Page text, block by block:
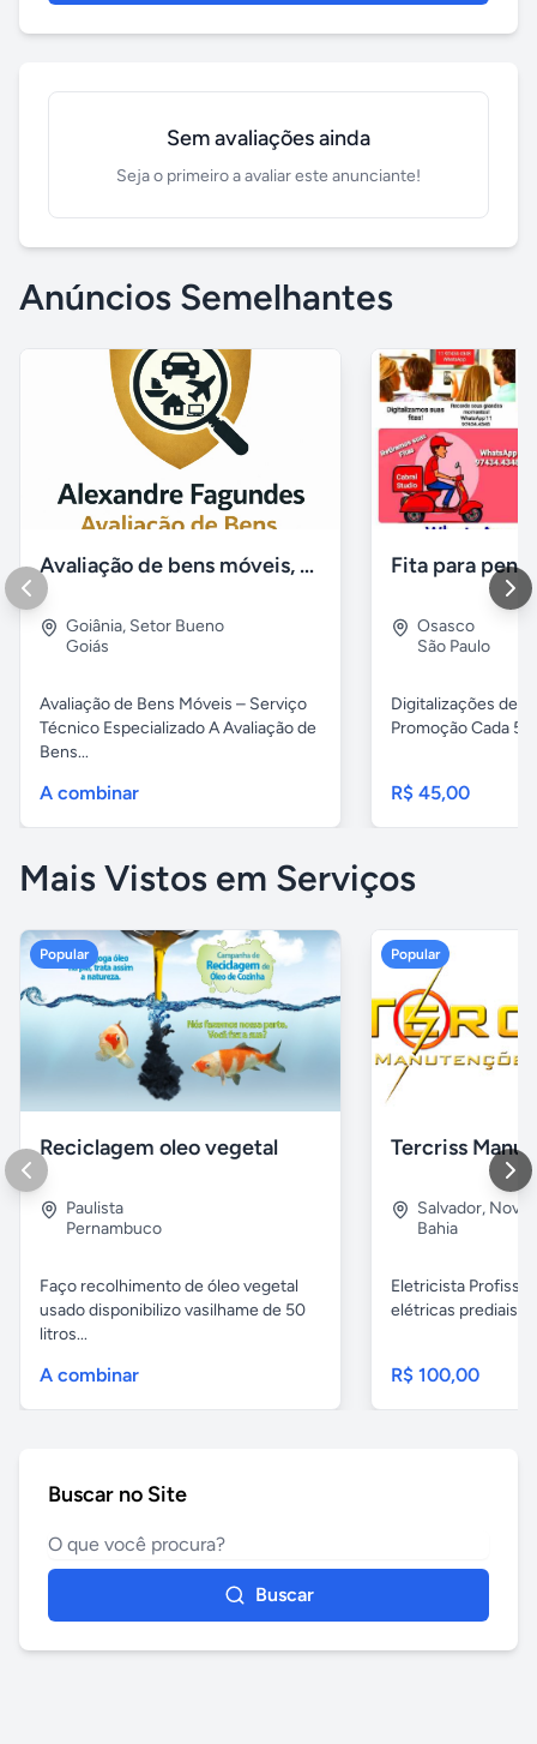
Sem avaliações ainda
Seja o primeiro a avaliar este anunciante!
Anúncios Semelhantes
Avaliação de bens móveis, Avaliação patrimônial
Goiânia, Setor Bueno
Goiás
Avaliação de Bens Móveis – Serviço
Técnico Especializado A Avaliação de
Bens...
A combinar
Osasco
São Paulo
Digitalizações de
Promoção Cada 5
R$ 45,00
Mais Vistos em Serviços
Popular
Reciclagem oleo vegetal
Paulista
Pernambuco
Faço recolhimento de óleo vegetal
usado disponibilizo vasilhame de 50
litros...
A combinar
Popular
Salvador, Nova
Bahia
Eletricista
elétricas prediais e
R$ 100,00
Buscar no Site
Buscar